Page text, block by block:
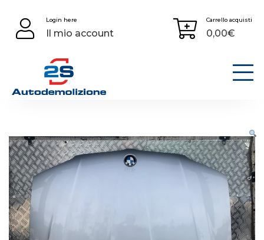
content
Login here
Il mio account
Carrello acquisti
0,00€